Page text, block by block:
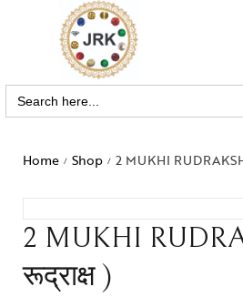
Search
for:
Home / Shop / 2 MUKHI
2 MUKHI
रूद्राक्ष )